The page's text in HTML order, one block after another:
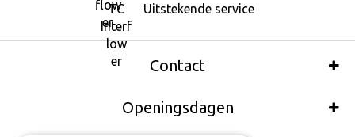
Uitstekende service
Contact
Openingsdagen